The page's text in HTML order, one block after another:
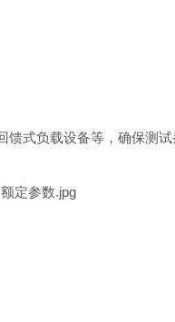
式负载设备等，确保测试